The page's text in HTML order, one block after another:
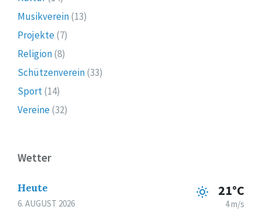
Musikverein(13)
Projekte(7)
Religion(8)
Schützenverein(33)
Sport(14)
Vereine(32)
Wetter
Heute
6. AUGUST 2026
21°C
4 m/s